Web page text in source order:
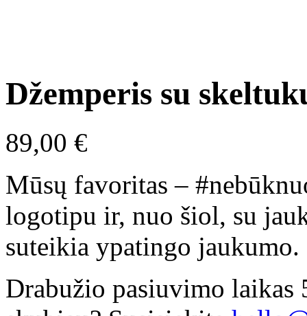
Džemperis su
89,00 €
Mūsų favoritas –
logotipu ir, nuo šiol, su
suteikia ypatingo jaukumo.
Drabužio pasiuvimo laikas